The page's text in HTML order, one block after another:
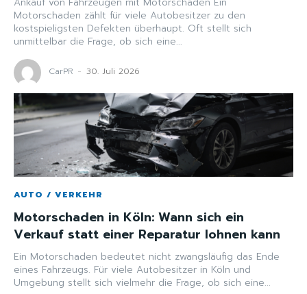
Motorschaden zählt für viele Autobesitzer zu den
kostspieligsten Defekten überhaupt. Oft stellt sich
unmittelbar die Frage, ob sich eine...
CarPR - 30. Juli 2026
AUTO / VERKEHR
Motorschaden in Köln: Wann sich ein
Verkauf statt einer Reparatur lohnen kann
Ein Motorschaden bedeutet nicht zwangsläufig das Ende
eines Fahrzeugs. Für viele Autobesitzer in Köln und
Umgebung stellt sich vielmehr die Frage, ob sich eine...